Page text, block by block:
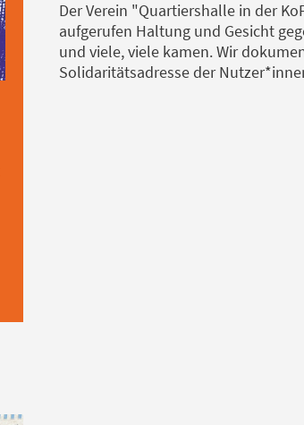
Der Verein "Quartiershalle in der
aufgerufen Haltung und Gesicht
und viele, viele kamen. Wir
Solidaritätsadresse der